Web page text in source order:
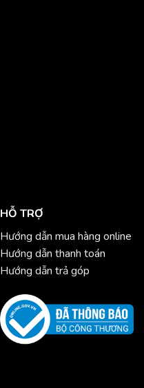
HỖ TRỢ
Hướng dẫn mua hàng online
Hướng dẫn thanh toán
Hướng dẫn trả góp